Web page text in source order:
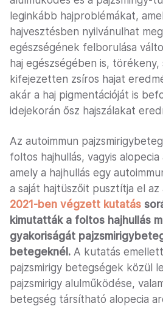
leginkább hajproblémákat,
hajvesztésben nyilvánulhat
egészségének felborulása
haj egészségében is,
kifejezetten zsíros hajat
akár a haj pigmentációját is
idejekorán ősz hajszálakat
Az autoimmun
foltos hajhullás, vagyis
amely a hajhullás egy
a saját hajtüszőit pusztítja el az
2021-ben végzett kutatás
kimutatták a foltos hajhullás
gyakoriságát
betegeknél. A kutatás
pajzsmirigy betegségek közül
pajzsmirigy alulműködése,
betegség társítható alopecia